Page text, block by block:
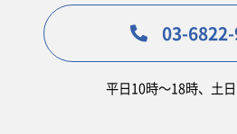
03-
平日10時〜18時、土日